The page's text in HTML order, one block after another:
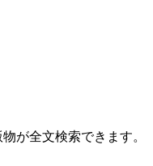
が全文検索できます。